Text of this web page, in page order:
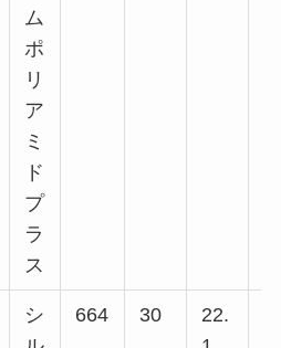
ム
ポ
リ
ア
ミ
ド
プ
ラ
ス
シ
664 30
22.